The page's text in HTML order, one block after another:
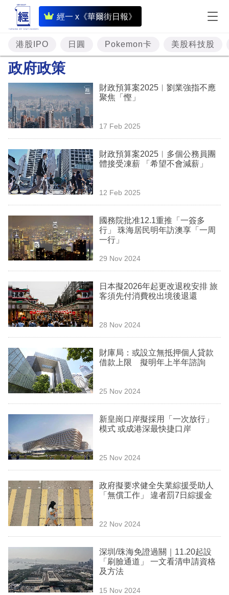
經一 x《華爾街日報》
即
時
財
經
題
投
資
樓
市
理
業
科
技
職
場
生
時
事
欄
訂
閱
區
港股IPO 日圓 Pokemon卡 美股科技股
政府政策
財政預算案2025︱劉業強指不應
聚焦「慳」
17 Feb 2025
財政預算案2025︳多個公務員團
體接受凍薪 「希望不會減薪」
12 Feb 2025
國務院批准12.1重推「一簽多
行」 珠海居民明年訪澳享「一周
一行」
29 Nov 2024
日本擬2026年起更改退稅安排 旅
客須先付消費稅出境後退還
28 Nov 2024
財庫局：或設立無抵押個人貸款
借款上限 擬明年上半年諮詢
25 Nov 2024
新皇崗口岸擬採用「一次放行」
模式 或成港深最快捷口岸
25 Nov 2024
政府擬要求健全失業綜援受助人
「無償工作」 違者罰7日綜援金
22 Nov 2024
深圳/珠海免證過關｜11.20起設
「刷臉通道」 一文看清申請資格
及方法
15 Nov 2024